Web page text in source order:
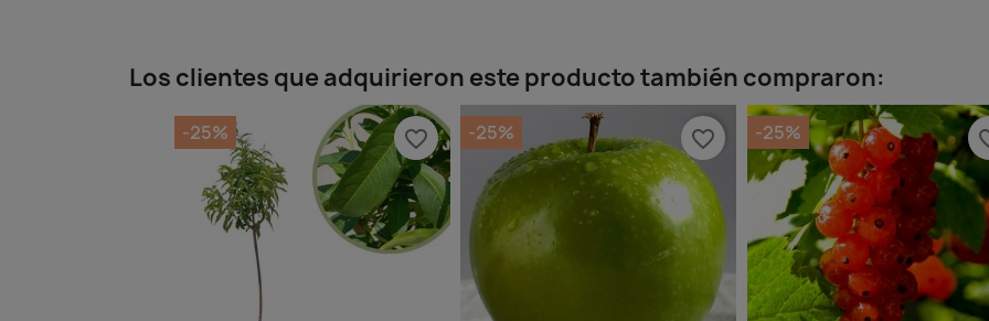
Los clientes que adquirieron este producto también compraron:
-25% favorite_border -25% favorite_border -25%